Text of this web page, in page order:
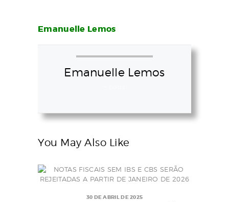
Emanuelle Lemos
Emanuelle Lemos
You May Also Like
30 DE ABRIL DE 2025